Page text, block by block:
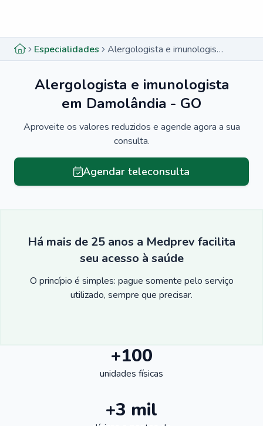
Especialidades Alergologista e imunologista em Damolândia - GO
Alergologista e imunologista
em Damolândia - GO
Aproveite os valores reduzidos e agende agora a sua
consulta.
Agendar teleconsulta
Há mais de 25 anos a Medprev facilita
seu acesso à saúde
O princípio é simples: pague somente pelo serviço
utilizado, sempre que precisar.
+100
unidades físicas
+3 mil